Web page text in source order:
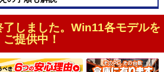
しました。Win11各モデルを
ご提供中！